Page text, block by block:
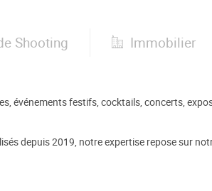
Shooting Immobilier
événements festifs, cocktails, concerts,
depuis 2019, notre expertise repose sur